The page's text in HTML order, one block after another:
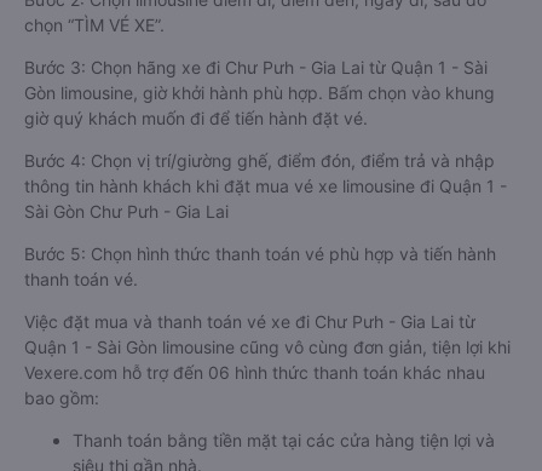
Bước 1: Truy cập vào website Vexere hoặc tải app Vexere trên
Bước 2: Chọn limousine điểm đi, điểm đến, ngày đi, sau đó
chọn “TÌM VÉ XE”.
Bước 3: Chọn hãng xe đi Chư Pưh - Gia Lai từ Quận 1 - Sài
Gòn limousine, giờ khởi hành phù hợp. Bấm chọn vào khung
giờ quý khách muốn đi để tiến hành đặt vé.
Bước 4: Chọn vị trí/giường ghế, điểm đón, điểm trả và nhập
thông tin hành khách khi đặt mua vé xe limousine đi Quận 1 -
Bước 5: Chọn hình thức thanh toán vé phù hợp và tiến hành
thanh toán vé.
Việc đặt mua và thanh toán vé xe đi Chư Pưh - Gia Lai từ
Quận 1 - Sài Gòn limousine cũng vô cùng đơn giản, tiện lợi khi
Vexere.com hỗ trợ đến 06 hình thức thanh toán khác nhau